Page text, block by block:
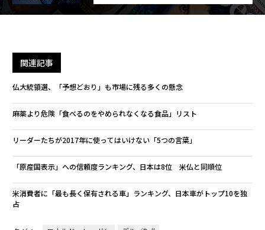
関連記事
仏大統領選、「予想どおり」も市場に残る多くの懸念
麻薬より危険「食べるのをやめられなくなる食品」リスト
リーダーたちが2017年に使ってはいけない「5つの言葉」
「原産国表示」への信頼度ランキング、日本は8位 米仏と同順位
米消費者に「最も長く保有される車」ランキング、日本車がトップ10を独
占